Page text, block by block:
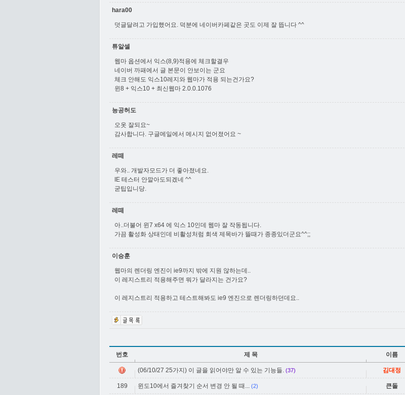
hara00
덧글달려고 가입했어요. 덕분에 네이버카페같은 곳도 이제 잘 뜹니다 ^^
튜알셀
웹마 옵션에서 익스(8,9)적용에 체크할결우
네이버 까패에서 글 본문이 안보이는 군요
체크 안해도 익스10레지와 웹마가 적용 되는건가요?
윈8 + 익스10 + 최신웹마 2.0.0.1076
능공허도
오옷 잘되요~
감사합니다. 구글메일에서 메시지 없어졌어요 ~
레떼
우와.. 개발자모드가 더 좋아졌네요.
IE 테스터 안깔아도되겠네 ^^
굳팁입니당.
레떼
아..더불어 윈7 x64 에 익스 10인데 웹마 잘 작동됩니다.
가끔 활성화 상태인데 비활성처럼 회색 제목바가 뜰때가 종종있더군요^^;;
이승훈
웹마의 렌더링 엔진이 ie9까지 밖에 지원 않하는데..
이 레지스트리 적용해주면 뭐가 달라지는 건가요?
이 레지스트리 적용하고 테스트해봐도 ie9 엔진으로 렌더링하던데요..
번호 제 목 이름
(06/10/27 25가지) 이 글을 읽어야만 알 수 있는 기능들. (37) 김대정
189 윈도10에서 즐겨찾기 순서 변경 안 될 때... (2) 큰돌